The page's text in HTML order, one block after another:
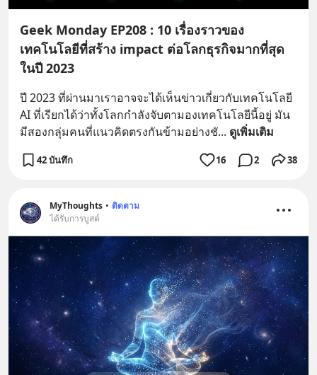
Geek Monday EP208 : 10 เรื่องราวของ
เทคโนโลยีที่สร้าง impact ต่อโลกธุรกิจมากที่สุด
ในปี 2023
ปี 2023 ที่ผ่านมาเราอาจจะได้เห็นข่าวเกี่ยวกับเทคโนโลยี
AI ที่เรียกได้ว่าทั้งโลกกำลังจับตามองเทคโนโลยีนี้อยู่ มัน
มีสองกลุ่มคนที่แนวคิดตรงกันข้ามอย่างชั... ดูเพิ่มเติม
42 บันทึก 16 2 38
MyThoughts • ติดตาม
ได้รับการบูสต์